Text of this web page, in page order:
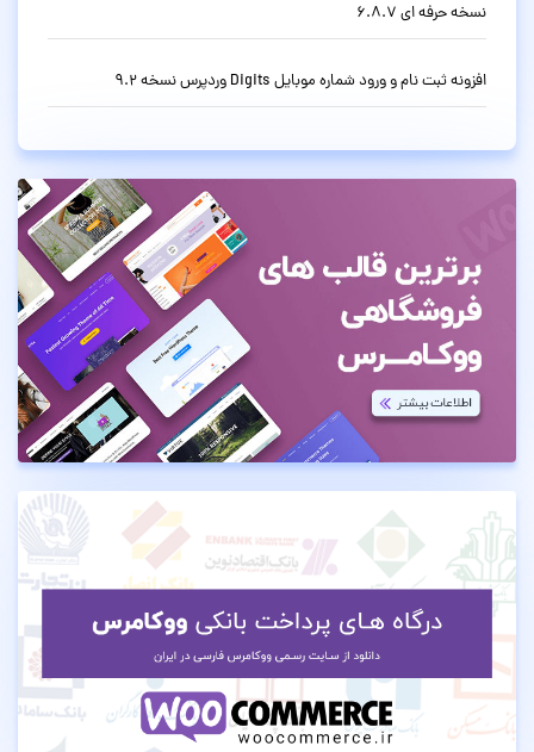
نسخه حرفه ای 6.8.7
افزونه ثبت نام و ورود شماره موبایل Digits وردپرس نسخه 9.2